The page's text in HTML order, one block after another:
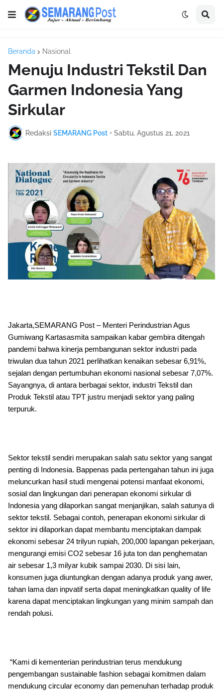
Beranda Nasional
Menuju Industri Tekstil Dan
Garmen Indonesia Yang
Sirkular
Redaksi SEMARANG Post • Sabtu, Agustus 21, 2021
Jakarta,SEMARANG Post – Menteri Perindustrian Agus
Gumiwang Kartasasmita sampaikan kabar gembira ditengah
pandemi bahwa kinerja pembangunan sektor industri pada
triwulan dua tahun 2021 perlihatkan kenaikan sebesar 6,91%,
sejalan dengan pertumbuhan ekonomi nasional sebesar 7,07%.
Sayangnya, di antara berbagai sektor, industri Tekstil dan
Produk Tekstil atau TPT justru menjadi sektor yang paling
terpuruk.
Sektor tekstil sendiri merupakan salah satu sektor yang sangat
penting di Indonesia. Bappenas pada pertengahan tahun ini juga
meluncurkan hasil studi mengenai potensi manfaat ekonomi,
sosial dan lingkungan dari penerapan ekonomi sirkular di
Indonesia yang dilaporkan sangat menjanjikan, salah satunya di
sektor tekstil. Sebagai contoh, penerapan ekonomi sirkular di
sektor ini dilaporkan dapat membantu menciptakan dampak
ekonomi sebesar 24 trilyun rupiah, 200,000 lapangan pekerjaan,
mengurangi emisi CO2 sebesar 16 juta ton dan penghematan
air sebesar 1,3 milyar kubik sampai 2030. Di sisi lain,
konsumen juga diuntungkan dengan adanya produk yang awer,
tahan lama dan inpvatif serta dapat meningkatkan quality of life
karena dapat menciptakan lingkungan yang minim sampah dan
rendah polusi.
“Kami di kementerian perindustrian terus mendukung
pengembangan sustainable fashion sebagai komitmen dalam
mendukung circular economy dan pemenuhan terhadap produk